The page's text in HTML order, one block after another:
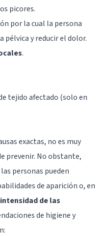
picores.
por la cual la persona
pélvica y reducir el dolor.
.
tejido afectado (solo en
exactas, no es muy
prevenir. No obstante,
personas pueden
de aparición o, en
de las
de higiene y